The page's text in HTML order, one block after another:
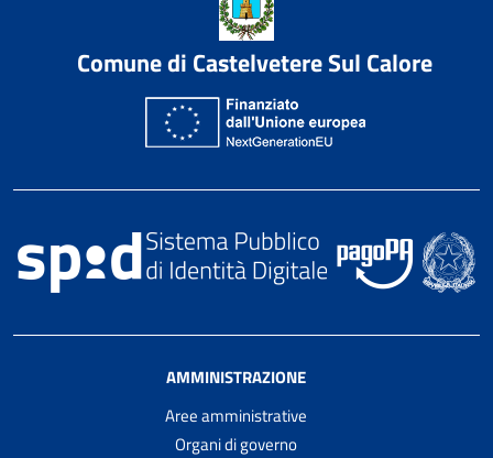
Comune di Castelvetere Sul Calore
AMMINISTRAZIONE
Aree amministrative
Organi di governo